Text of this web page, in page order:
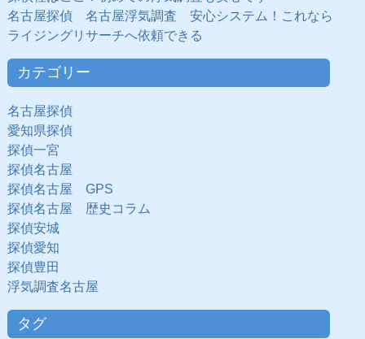
名古屋探偵 名古屋浮気調査 安心システム！これなら
ライジングリサーチへ依頼できる
カテゴリー
名古屋探偵
愛知県探偵
探偵一宮
探偵名古屋
探偵名古屋 GPS
探偵名古屋 歴史コラム
探偵安城
探偵愛知
探偵豊田
浮気調査名古屋
タグ